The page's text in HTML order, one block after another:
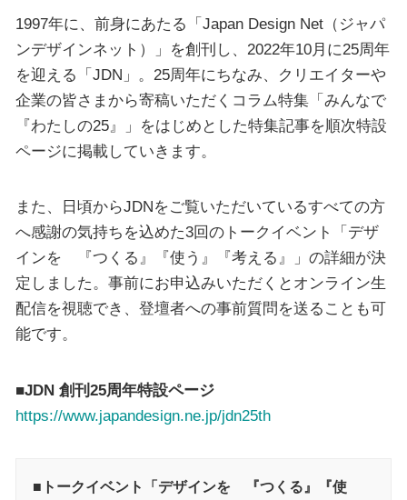
1997年に、前身にあたる「Japan Design Net（ジャパ
ンデザインネット）」を創刊し、2022年10月に25周年
を迎える「JDN」。25周年にちなみ、クリエイターや
企業の皆さまから寄稿いただくコラム特集「みんなで
『わたしの25』」をはじめとした特集記事を順次特設
ページに掲載していきます。
また、日頃からJDNをご覧いただいているすべての方
へ感謝の気持ちを込めた3回のトークイベント「デザ
インを 『つくる』『使う』『考える』」の詳細が決
定しました。事前にお申込みいただくとオンライン生
配信を視聴でき、登壇者への事前質問を送ることも可
能です。
■JDN 創刊25周年特設ページ
https://www.japandesign.ne.jp/jdn25th
■トークイベント「デザインを 『つくる』『使